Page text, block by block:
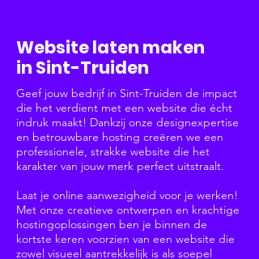
Website laten maken
in Sint-Truiden
Geef jouw bedrijf in Sint-Truiden de impact
die het verdient met een website die écht
indruk maakt! Dankzij onze designexpertise
en betrouwbare hosting creëren we een
professionele, strakke website die het
karakter van jouw merk perfect uitstraalt.
Laat je online aanwezigheid voor je werken!
Met onze creatieve ontwerpen en krachtige
hostingoplossingen ben je binnen de
kortste keren voorzien van een website die
zowel visueel aantrekkelijk is als soepel